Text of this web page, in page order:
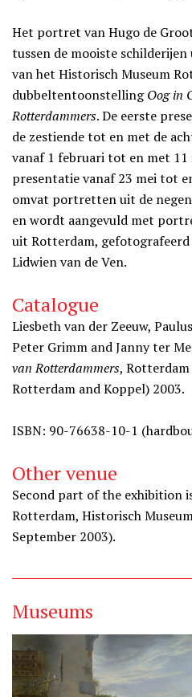
Het portret van Hugo de
tussen de mooiste
van het Historisch Museum
dubbeltentoonstellingOog in
Rotterdammers. De eerste
de zestiende tot en met de
vanaf 1 februari tot en met 11
presentatie vanaf 23 mei tot
omvat portretten uit de
en wordt aangevuld met
uit Rotterdam,
Lidwien van de Ven.
Catalogue
Liesbeth van der Zeeuw,
Peter Grimm and Janny ter
van Rotterdammers,
Rotterdam and Koppel) 2003.
ISBN: 90-76638-10-1
Other venue
Second part of the exhibition
Rotterdam, Historisch
September 2003).
Museums